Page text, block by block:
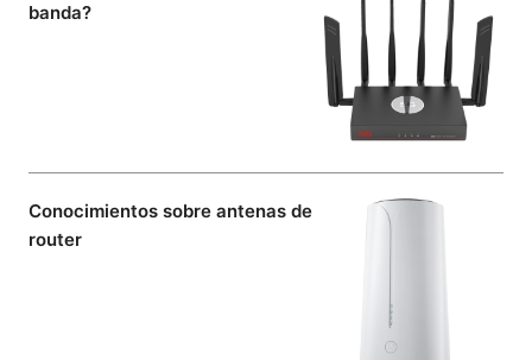
banda?
Conocimientos sobre antenas de
router